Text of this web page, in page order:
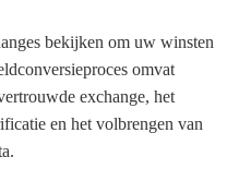
bekijken om uw winsten
omvat
exchange, het
en het volbrengen van